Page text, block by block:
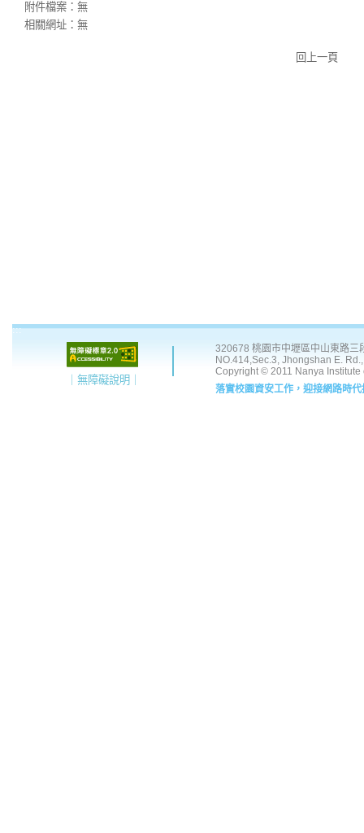
附件檔案： 無
相關網址： 無
回上一頁
:::
｜無障礙說明｜
320678 桃園市中壢區中山東路
NO.414,Sec.3, Jhongshan E.
Copyright © 2011 Nanya Institute
落實校園資安工作，迎接網路